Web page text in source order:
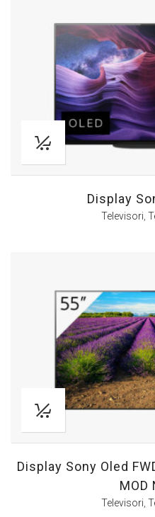
Display
Televisori,
Display Sony Oled
MOD
Televisori